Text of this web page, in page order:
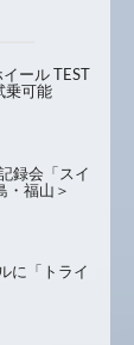
ール TEST
乗可能
録会「スイ
・福山＞
に「トライ